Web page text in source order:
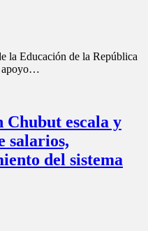
la Educación de la República
apoyo…
Chubut escala y
salarios,
del sistema